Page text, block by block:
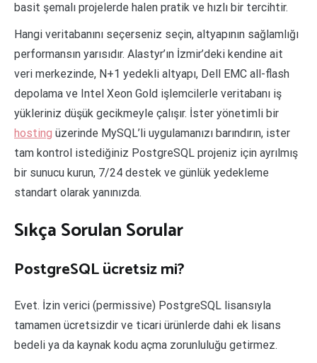
basit şemalı projelerde halen pratik ve hızlı bir tercihtir.
Hangi veritabanını seçerseniz seçin, altyapının sağlamlığı
performansın yarısıdır. Alastyr’ın İzmir’deki kendine ait
veri merkezinde, N+1 yedekli altyapı, Dell EMC all-flash
depolama ve Intel Xeon Gold işlemcilerle veritabanı iş
yükleriniz düşük gecikmeyle çalışır. İster yönetimli bir
hosting üzerinde MySQL’li uygulamanızı barındırın, ister
tam kontrol istediğiniz PostgreSQL projeniz için ayrılmış
bir sunucu kurun, 7/24 destek ve günlük yedekleme
standart olarak yanınızda.
Sıkça Sorulan Sorular
PostgreSQL ücretsiz mi?
Evet. İzin verici (permissive) PostgreSQL lisansıyla
tamamen ücretsizdir ve ticari ürünlerde dahi ek lisans
bedeli ya da kaynak kodu açma zorunluluğu getirmez.